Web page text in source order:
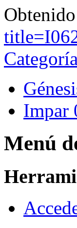
Impar
Menú